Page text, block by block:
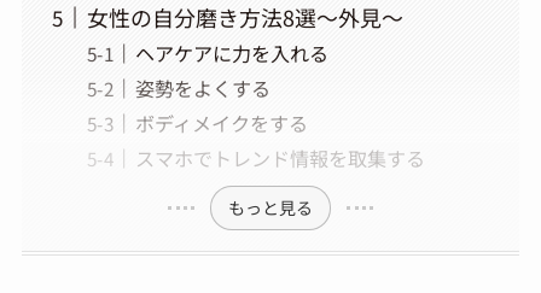
女性の自分磨き方法8選～外見～
ヘアケアに力を入れる
姿勢をよくする
ボディメイクをする
スマホでトレンド情報を取集する
もっと見る